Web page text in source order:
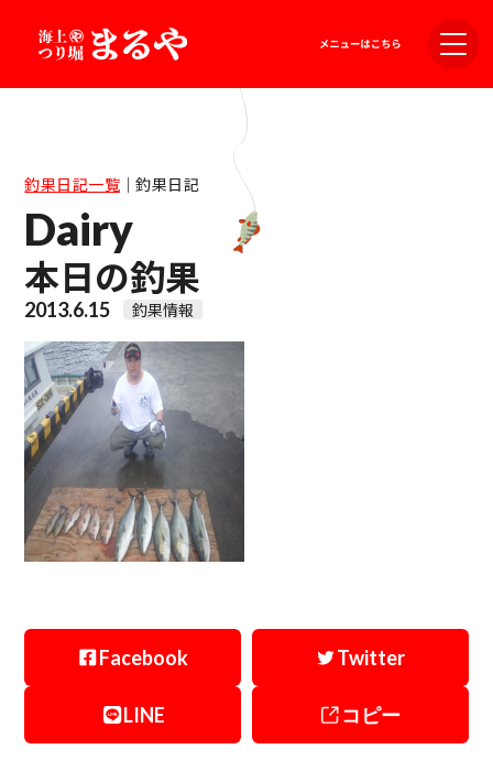
釣果日記一覧｜釣果日記
Dairy
本日の釣果
2013.6.15 釣果情報
Facebook Twitter
LINE コピー